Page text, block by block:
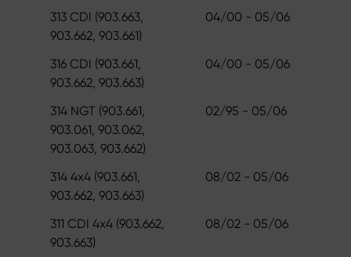
313 CDI (903.663,
903.662, 903.661)
04/00 - 05/06
316 CDI (903.661,
903.662, 903.663)
04/00 - 05/06
314 NGT (903.661,
903.061, 903.062,
903.063, 903.662)
02/95 - 05/06
314 4x4 (903.661,
903.662, 903.663)
08/02 - 05/06
311 CDI 4x4 (903.662,
903.663)
08/02 - 05/06